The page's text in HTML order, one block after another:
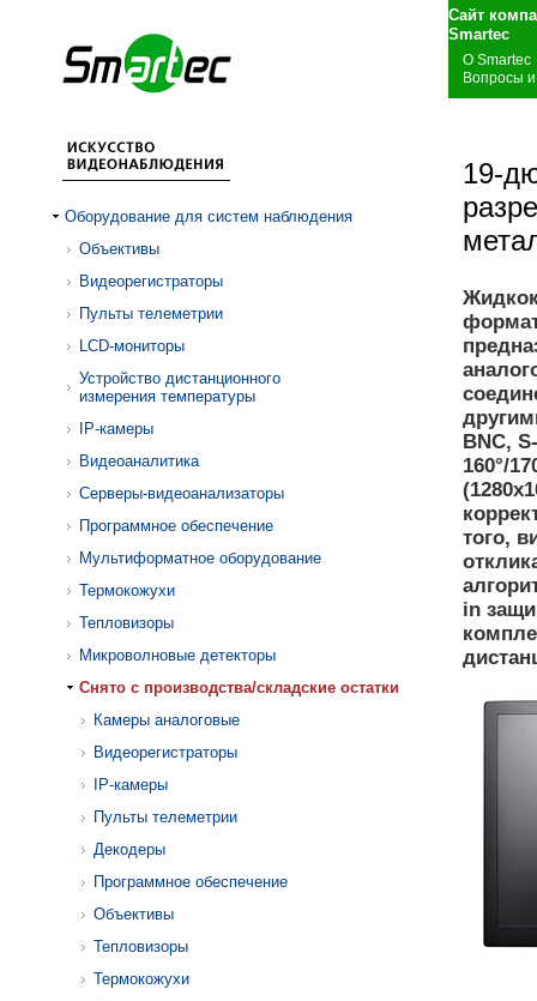
Сайт
О Smartec
Вопросы
Оборудование для систем наблюдения
Объективы
Видеорегистраторы
Пульты телеметрии
LCD-мониторы
Устройство дистанционного
измерения температуры
IP-камеры
Видеоаналитика
Серверы-видеоанализаторы
Программное обеспечение
Мультиформатное оборудование
Термокожухи
Тепловизоры
Микроволновые детекторы
Cнято с производства/складские остатки
Камеры аналоговые
Видеорегистраторы
IP-камеры
Пульты телеметрии
Декодеры
Программное обеспечение
Объективы
Тепловизоры
Термокожухи
19-
BNC,
160°/
того,
in